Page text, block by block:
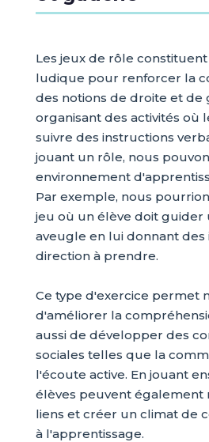
Les jeux de rôle
ludique pour renforcer la
des notions de droite et de
organisant des activités où
suivre des instructions
jouant un rôle, nous
environnement
Par exemple, nous
jeu où un élève doit guider
aveugle en lui donnant
direction à prendre.
Ce type d'exercice permet
d'améliorer la
aussi de développer des
sociales telles que la
l'écoute active. En jouant
élèves peuvent également
liens et créer un climat de
à l'apprentissage.